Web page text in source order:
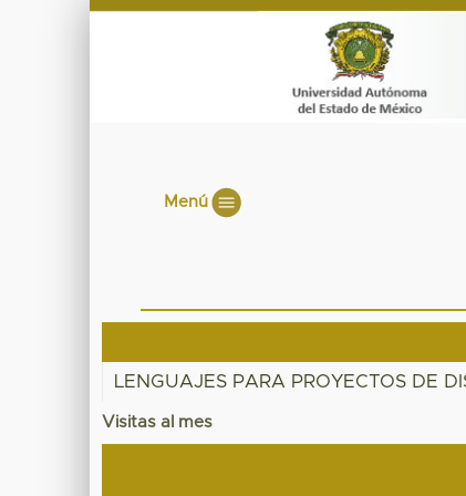
Menú
LENGUAJES PARA PROYECTOS DE
Visitas al mes